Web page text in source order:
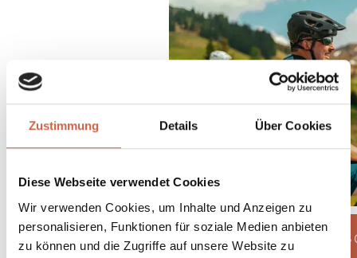
Zustimmung Details Über Cookies
Diese Webseite verwendet Cookies
Wir verwenden Cookies, um Inhalte und Anzeigen zu
personalisieren, Funktionen für soziale Medien anbieten
zu können und die Zugriffe auf unsere Website zu
04.08.2026 -